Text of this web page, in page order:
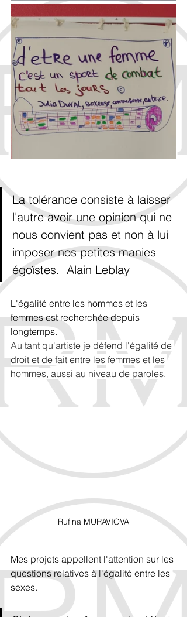
La tolérance consiste à laisser
l'autre avoir une opinion qui ne
nous convient pas et non à lui
imposer nos petites manies
égoïstes.  Alain Leblay
L'égalité entre les hommes et les
femmes est recherchée depuis
longtemps.
Au tant qu'artiste je défend l'égalité de
droit et de fait entre les femmes et les
hommes, aussi au niveau de paroles.
Rufina MURAVIOVA
Mes projets appellent l'attention sur les
questions relatives à l'égalité entre les
sexes.